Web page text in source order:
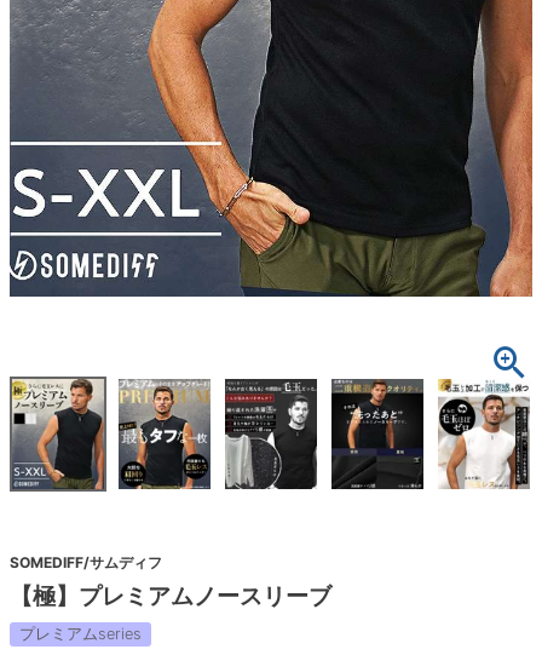
SOMEDIFF/サムディフ
【極】プレミアムノースリーブ
プレミアムseries